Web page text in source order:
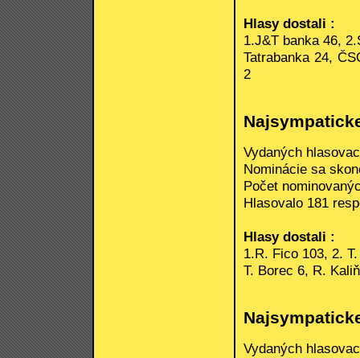
Hlasy dostali :
1.J&T banka 46,
Tatrabanka 24,
2
Vydaných
Nominácie sa
Počet
Hlasovalo 181
Hlasy dostali :
1.R. Fico 103, 2.
T. Borec 6, R.
Vydaných